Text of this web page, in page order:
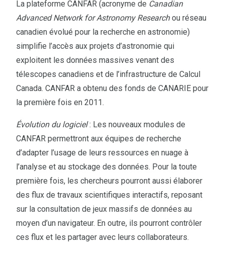
La plateforme CANFAR (acronyme de Canadian
Advanced Network for Astronomy Researchou réseau
canadien évolué pour la recherche en astronomie)
simplifie l’accès aux projets d’astronomie qui
exploitent les données massives venant des
télescopes canadiens et de l’infrastructure de Calcul
Canada. CANFAR a obtenu des fonds de CANARIE pour
la première fois en 2011.
Évolution du logiciel: Les nouveaux modules de
CANFAR permettront aux équipes de recherche
d’adapter l’usage de leurs ressources en nuage à
l’analyse et au stockage des données. Pour la toute
première fois, les chercheurs pourront aussi élaborer
des flux de travaux scientifiques interactifs, reposant
sur la consultation de jeux massifs de données au
moyen d’un navigateur. En outre, ils pourront contrôler
ces flux et les partager avec leurs collaborateurs.